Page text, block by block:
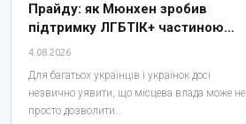
Прайду: як Мюнхен зробив
підтримку ЛГБТІК+ частиною…
4.08.2026
Для багатьох українців і українок досі
незвично уявити, що місцева влада може не
просто дозволити…